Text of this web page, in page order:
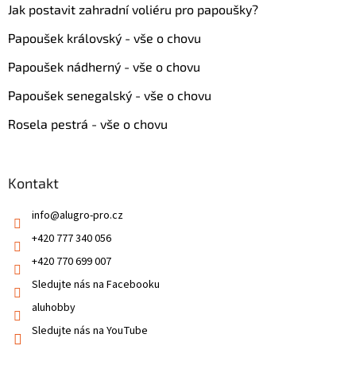
Jak postavit zahradní voliéru pro papoušky?
Papoušek královský - vše o chovu
Papoušek nádherný - vše o chovu
Papoušek senegalský - vše o chovu
Rosela pestrá - vše o chovu
Kontakt
info@alugro-pro.cz
+420 777 340 056
+420 770 699 007
Sledujte nás na Facebooku
aluhobby
Sledujte nás na YouTube